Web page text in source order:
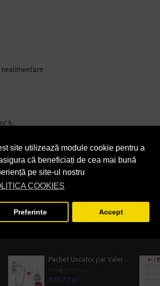
site utilizează module cookie pentru a
că beneficiați de cea mai bună
pe site-ul nostru
COOKIES
Preferinte Accept
nealimentare
6.
Pachet Uscator par Valera Action Super Plus + GRATUIT Sampon si gel de dus Tork
300,72 lei